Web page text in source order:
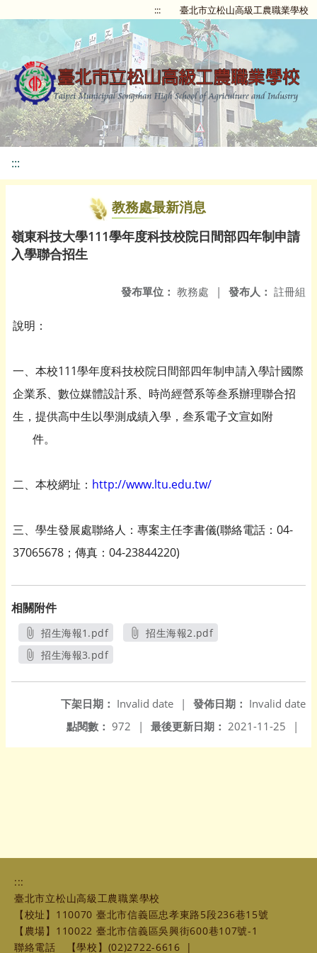
::: 臺北市立松山高級工農職業學校
:::
教務處最新消息
嶺東科技大學111學年度科技校院日間部四年制申請
入學聯合招生
發布人： 註冊組
發布單位： 教務處 |
說明：
一、本校111學年度科技校院日間部四年制申請入學計國際
企業系、數位媒體設計系、時尚經營系等叁系辦理聯合招
生，提供高中生以學測成績入學，叁系電子文宣如附
件。
二、本校網址： http://www.ltu.edu.tw/
三、學生發展處聯絡人：專案主任李書儀(聯絡電話：04-
37065678；傳真：04-23844220)
相關附件
招生海報1.pdf
另開新視窗
招生海報2.pdf
招生海報3.pdf
發佈日期： Invalid date
下架日期： Invalid date
|
最後更新日期： 2021-11-25 |
點閱數： 972 |
:::
臺北市立松山高級工農職業學校
【校址】110070 臺北市信義區忠孝東路5段236巷15號
【農場】110022 臺北市信義區吳興街600巷107號-1
聯絡電話
【學校】(02)2722-6616 |